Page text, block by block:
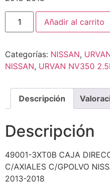
Añadir al carrito
Categorías: NISSAN,
NISSAN, URVAN NV350
Descripción
Descripción
49001-3XT0B CAJA
C/AXIALES C/GPOLVO
2013-2018